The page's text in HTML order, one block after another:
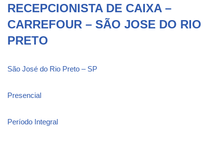
RECEPCIONISTA DE CAIXA –
CARREFOUR – SÃO JOSE DO RIO
PRETO
São José do Rio Preto – SP
Presencial
Período Integral